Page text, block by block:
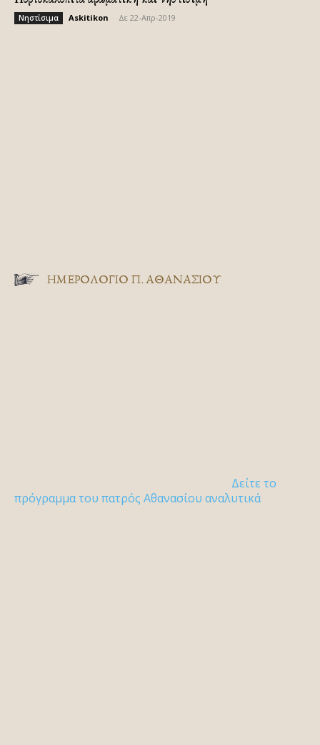
Νηστίσιμα Askitikon Δε 22-Απρ-2019
ΗΜΕΡΟΛΟΓΙΟ Π. ΑΘΑΝΑΣΙΟΥ
Δείτε το
πρόγραμμα του πατρός Αθανασίου αναλυτικά